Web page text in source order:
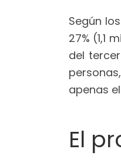
Según
27% (1,1
del
apenas
El